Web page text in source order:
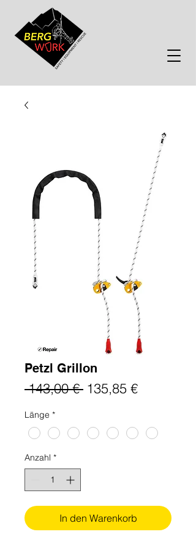
Petzl Grillon
143,00 € Standardpreis
135,85 €Sale-
Länge *
Anzahl *
In den Warenkorb